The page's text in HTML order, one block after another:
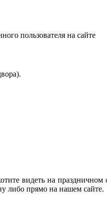
пользователя на сайте
видеть на праздничном
либо прямо на нашем сайте.